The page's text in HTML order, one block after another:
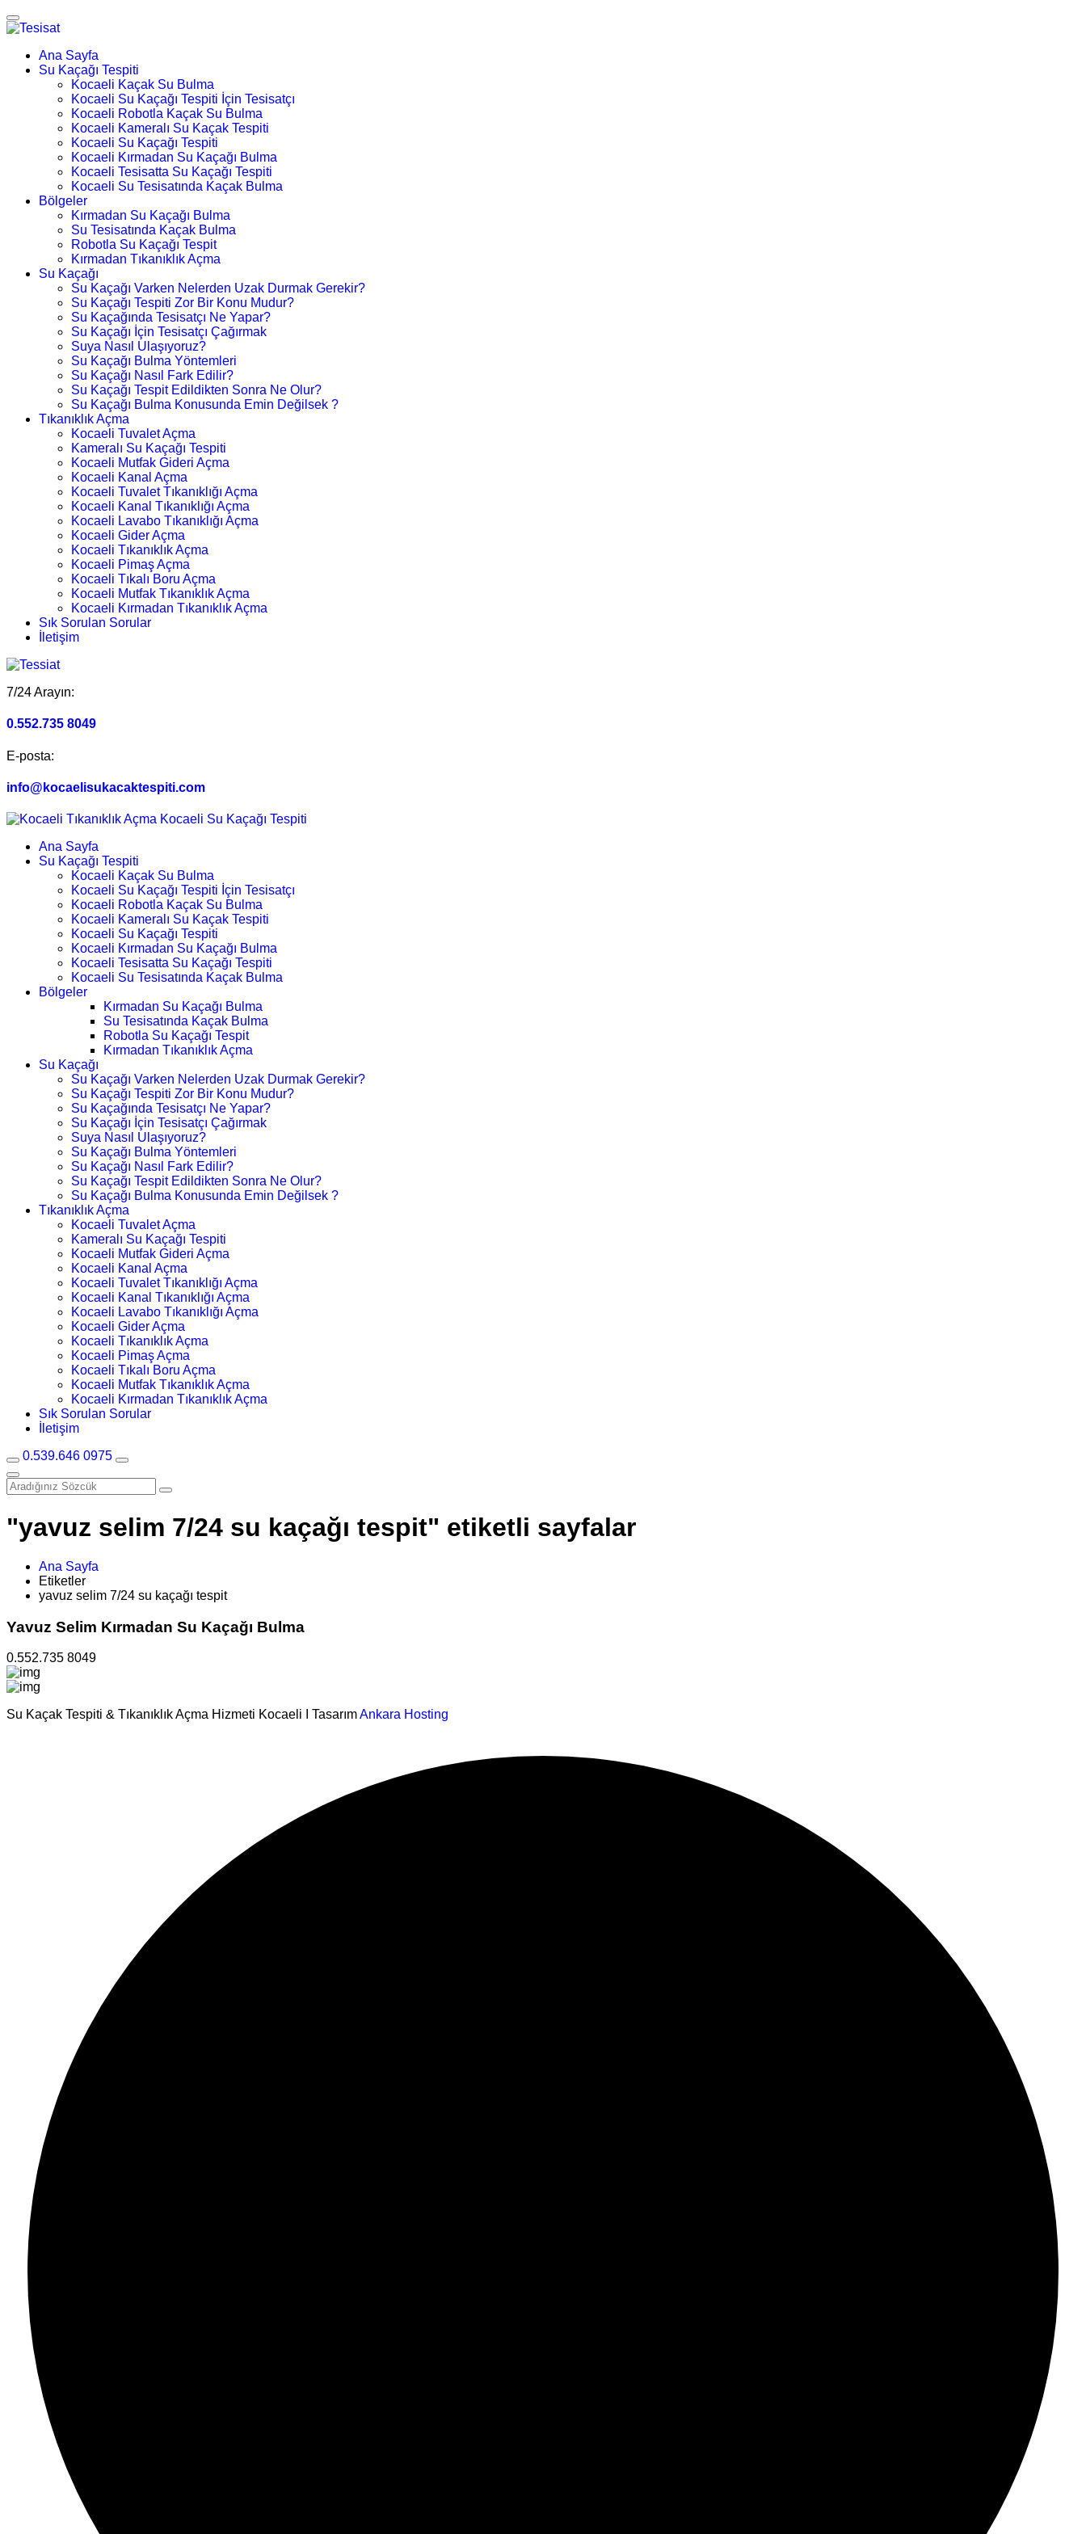
Ana Sayfa
Su Kaçağı Tespiti
Kocaeli Kaçak Su Bulma
Kocaeli Su Kaçağı Tespiti İçin Tesisatçı
Kocaeli Robotla Kaçak Su Bulma
Kocaeli Kameralı Su Kaçak Tespiti
Kocaeli Su Kaçağı Tespiti
Kocaeli Kırmadan Su Kaçağı Bulma
Kocaeli Tesisatta Su Kaçağı Tespiti
Kocaeli Su Tesisatında Kaçak Bulma
Bölgeler
Kırmadan Su Kaçağı Bulma
Su Tesisatında Kaçak Bulma
Robotla Su Kaçağı Tespit
Kırmadan Tıkanıklık Açma
Su Kaçağı
Su Kaçağı Varken Nelerden Uzak Durmak Gerekir?
Su Kaçağı Tespiti Zor Bir Konu Mudur?
Su Kaçağında Tesisatçı Ne Yapar?
Su Kaçağı İçin Tesisatçı Çağırmak
Suya Nasıl Ulaşıyoruz?
Su Kaçağı Bulma Yöntemleri
Su Kaçağı Nasıl Fark Edilir?
Su Kaçağı Tespit Edildikten Sonra Ne Olur?
Su Kaçağı Bulma Konusunda Emin Değilsek ?
Tıkanıklık Açma
Kocaeli Tuvalet Açma
Kameralı Su Kaçağı Tespiti
Kocaeli Mutfak Gideri Açma
Kocaeli Kanal Açma
Kocaeli Tuvalet Tıkanıklığı Açma
Kocaeli Kanal Tıkanıklığı Açma
Kocaeli Lavabo Tıkanıklığı Açma
Kocaeli Gider Açma
Kocaeli Tıkanıklık Açma
Kocaeli Pimaş Açma
Kocaeli Tıkalı Boru Açma
Kocaeli Mutfak Tıkanıklık Açma
Kocaeli Kırmadan Tıkanıklık Açma
Sık Sorulan Sorular
İletişim
7/24 Arayın:
0.552.735 8049
E-posta:
info@kocaelisukacaktespiti.com
Ana Sayfa
Su Kaçağı Tespiti
Kocaeli Kaçak Su Bulma
Kocaeli Su Kaçağı Tespiti İçin Tesisatçı
Kocaeli Robotla Kaçak Su Bulma
Kocaeli Kameralı Su Kaçak Tespiti
Kocaeli Su Kaçağı Tespiti
Kocaeli Kırmadan Su Kaçağı Bulma
Kocaeli Tesisatta Su Kaçağı Tespiti
Kocaeli Su Tesisatında Kaçak Bulma
Bölgeler
Kırmadan Su Kaçağı Bulma
Su Tesisatında Kaçak Bulma
Robotla Su Kaçağı Tespit
Kırmadan Tıkanıklık Açma
Su Kaçağı
Su Kaçağı Varken Nelerden Uzak Durmak Gerekir?
Su Kaçağı Tespiti Zor Bir Konu Mudur?
Su Kaçağında Tesisatçı Ne Yapar?
Su Kaçağı İçin Tesisatçı Çağırmak
Suya Nasıl Ulaşıyoruz?
Su Kaçağı Bulma Yöntemleri
Su Kaçağı Nasıl Fark Edilir?
Su Kaçağı Tespit Edildikten Sonra Ne Olur?
Su Kaçağı Bulma Konusunda Emin Değilsek ?
Tıkanıklık Açma
Kocaeli Tuvalet Açma
Kameralı Su Kaçağı Tespiti
Kocaeli Mutfak Gideri Açma
Kocaeli Kanal Açma
Kocaeli Tuvalet Tıkanıklığı Açma
Kocaeli Kanal Tıkanıklığı Açma
Kocaeli Lavabo Tıkanıklığı Açma
Kocaeli Gider Açma
Kocaeli Tıkanıklık Açma
Kocaeli Pimaş Açma
Kocaeli Tıkalı Boru Açma
Kocaeli Mutfak Tıkanıklık Açma
Kocaeli Kırmadan Tıkanıklık Açma
Sık Sorulan Sorular
İletişim
0.539.646 0975
"yavuz selim 7/24 su kaçağı tespit" etiketli sayfalar
Ana Sayfa
Etiketler
yavuz selim 7/24 su kaçağı tespit
Yavuz Selim Kırmadan Su Kaçağı Bulma
0.552.735 8049
Su Kaçak Tespiti & Tıkanıklık Açma Hizmeti Kocaeli I TasarımAnkara Hosting